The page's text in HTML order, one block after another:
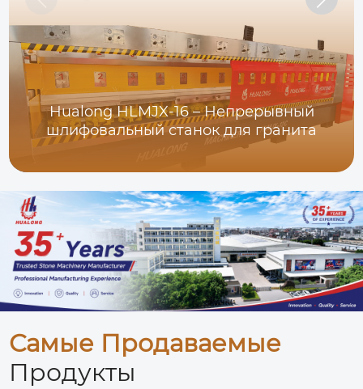
Hualong HLMJX-16 – Непрерывный
шлифовальный станок для гранита
Самые Продаваемые
Продукты